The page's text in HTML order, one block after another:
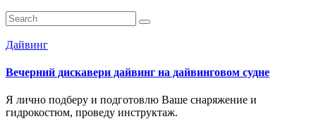
Дайвинг
Вечерний дискавери дайвинг на дайвинговом судне
Я лично подберу и подготовлю Ваше снаряжение и
гидрокостюм, проведу инструктаж.